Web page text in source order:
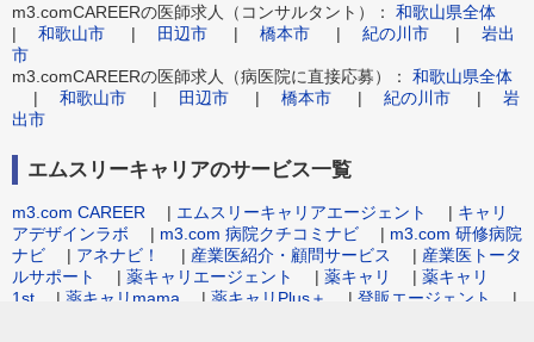
m3.comCAREERの医師求人（コンサルタント）： 和歌山県全体
| 和歌山市 | 田辺市 | 橋本市 | 紀の川市 | 岩出
市
m3.comCAREERの医師求人（病医院に直接応募）： 和歌山県全体
| 和歌山市 | 田辺市 | 橋本市 | 紀の川市 | 岩
出市
エムスリーキャリアのサービス一覧
m3.com CAREER | エムスリーキャリアエージェント | キャリ
アデザインラボ | m3.com 病院クチコミナビ | m3.com 研修病院
ナビ | アネナビ！ | 産業医紹介・顧問サービス | 産業医トータ
ルサポート
| 薬キャリエージェント | 薬キャリ | 薬キャリ
1st | 薬キャリmama | 薬キャリPlus＋ | 登販エージェント
|